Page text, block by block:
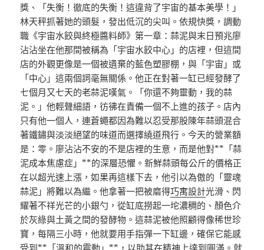
獎、「失衡！徹底的失衡！這違背了宇宙的基本美學！」
林天秤抓著她的頭髮，發出低沉的尖叫。依規快獎，調動
職《宇宙水餃與終極醬料師》第一章：蒜泥與末日預兆廖
沾沾坐在他那間被稱為「宇宙水餃中心」的店裡，但這間
店的外觀更像是一個被遺棄的藍色塑膠棚，與「宇宙」或
「中心」這兩個詞毫無關係。他正在對著一缸已經發酵了
七個月又七天的老蒜泥嘆氣。「你還不夠靈動，我的蒜
泥。」他輕聲細語，彷彿在責備一個不上進的孩子。店內
只有他一個人，連蒼蠅都因為難以忍受那股陳年蒜頭混合
著鐵鏽與淡淡絕望的味道而選擇繞道飛行。今天的營業額
是：零。廖沾沾不安的不是店裡的生意，而是他對**「蒜
泥成本焦慮症」**的深層恐懼。新鮮蒜頭每公斤的價格正
在以超光速上漲，如果再這樣下去，他引以為傲的「靈魂
蒜泥」將難以為繼。他拿著一把被磨得巧寓設計光滑、閃
耀著不祥光芒的小銀勺，從缸底撈起一坨濃稠的、顏色介
於灰綠與土黃之間的發酵物。這蒜泥被他照顧得像稀世珍
寶，每隔三小時，他就要用手指彈一下缸邊，確保它能感